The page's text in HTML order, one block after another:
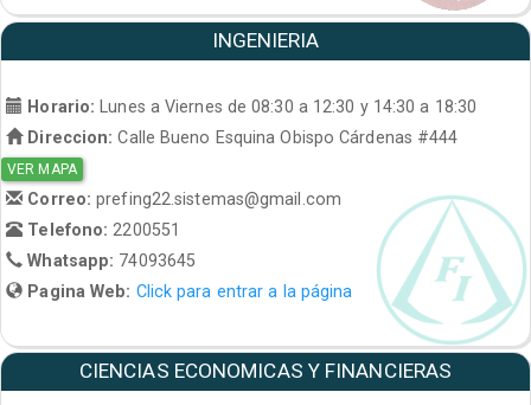
INGENIERIA
Horario:
Lunes a Viernes de 08:30 a 12:30 y 14:30 a 18:30
Direccion: Calle Bueno Esquina Obispo Cárdenas #444
VER MAPA
Correo:prefing22.sistemas@gmail.com
Telefono: 2200551
Whatsapp: 74093645
Pagina Web: Click para entrar a la página
CIENCIAS ECONOMICAS Y FINANCIERAS